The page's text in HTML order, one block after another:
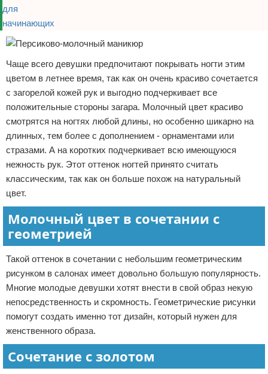
Чаще всего девушки предпочитают покрывать ногти этим
цветом в летнее время, так как он очень красиво сочетается
с загорелой кожей рук и выгодно подчеркивает все
положительные стороны загара. Молочный цвет красиво
смотрятся на ногтях любой длины, но особенно шикарно на
длинных, тем более с дополнением - орнаментами или
стразами. А на коротких подчеркивает всю имеющуюся
нежность рук. Этот оттенок ногтей принято считать
классическим, так как он больше похож на натуральный
цвет.
Молочный цвет в сочетании с
геометрией
Такой оттенок в сочетании с небольшим геометрическим
рисунком в салонах имеет довольно большую популярность.
Многие молодые девушки хотят внести в свой образ некую
непосредственность и скромность. Геометрические рисунки
помогут создать именно тот дизайн, который нужен для
женственного образа.
Сочетание с золотом